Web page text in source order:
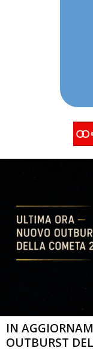
IN
OUTBURST